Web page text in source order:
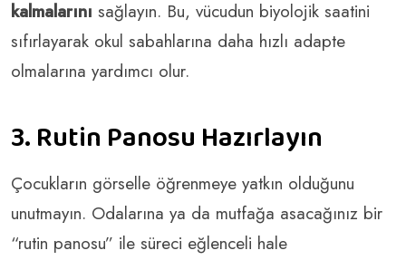
kalmalarını sağlayın. Bu, vücudun biyolojik saatini
sıfırlayarak okul sabahlarına daha hızlı adapte
olmalarına yardımcı olur.
3. Rutin Panosu Hazırlayın
Çocukların görselle öğrenmeye yatkın olduğunu
unutmayın. Odalarına ya da mutfağa asacağınız bir
“rutin panosu” ile süreci eğlenceli hale